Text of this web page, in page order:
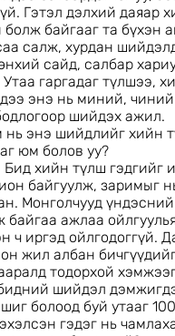
Гэтэл дэлхий даяар
байгааг та бүхэн
салж, хурдан
сайд, салбар
гаргадаг түлшээ,
энэ нь миний, чиний
шийдэх ажил.
нь энэ шийдлийг хийн
юм болов уу?
хийн түлш гэдгийг
байгуулж, заримыг
Монголчууд
ажлаа
ч иргэд ойлгодоггүй.
жил албан
тодорхой
шийдэл
болоод буй утааг
гэдэг нь